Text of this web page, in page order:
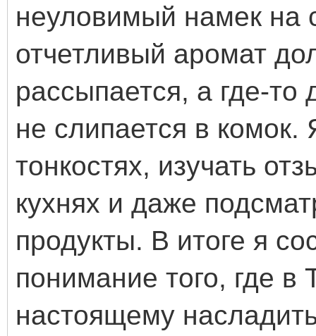
неуловимый намек на
отчетливый аромат
рассыпается, а где-
не слипается в комок.
тонкостях, изучать
кухнях и даже
продукты. В итоге я
понимание того, где в
настоящему